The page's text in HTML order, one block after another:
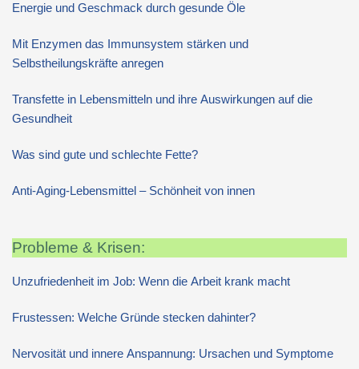
Energie und Geschmack durch gesunde Öle
Mit Enzymen das Immunsystem stärken und
Selbstheilungskräfte anregen
Transfette in Lebensmitteln und ihre Auswirkungen auf die
Gesundheit
Was sind gute und schlechte Fette?
Anti-Aging-Lebensmittel – Schönheit von innen
Probleme & Krisen:
Unzufriedenheit im Job: Wenn die Arbeit krank macht
Frustessen: Welche Gründe stecken dahinter?
Nervosität und innere Anspannung: Ursachen und Symptome